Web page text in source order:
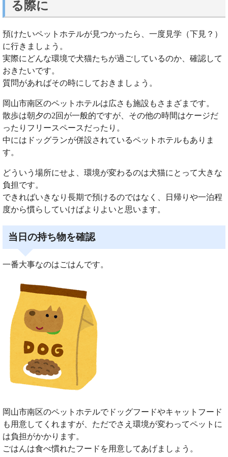
る際に
預けたいペットホテルが見つかったら、一度見学（下見？）
に行きましょう。
実際にどんな環境で犬猫たちが過ごしているのか、確認して
おきたいです。
質問があればその時にしておきましょう。
岡山市南区のペットホテルは広さも施設もさまざまです。
散歩は朝夕の2回が一般的ですが、その他の時間はケージだ
ったりフリースペースだったり。
中にはドッグランが併設されているペットホテルもありま
す。
どういう場所にせよ、環境が変わるのは犬猫にとって大きな
負担です。
できればいきなり長期で預けるのではなく、日帰りや一泊程
度から慣らしていけばよりよいと思います。
当日の持ち物を確認
一番大事なのはごはんです。
岡山市南区のペットホテルでドッグフードやキャットフード
も用意してくれますが、ただでさえ環境が変わってペットに
は負担がかかります。
ごはんは食べ慣れたフードを用意してあげましょう。